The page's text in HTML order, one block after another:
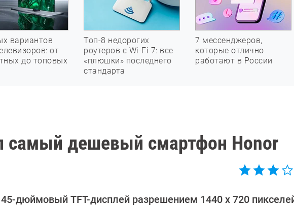
вариантов
от
до топовых
Топ-8 недорогих
роутеров с Wi-Fi 7: все
«плюшки» последнего
стандарта
7 мессенджеров,
которые отлично
работают в России
самый дешевый смартфон Honor
дюймовый TFT-дисплей разрешением 1440 x 720